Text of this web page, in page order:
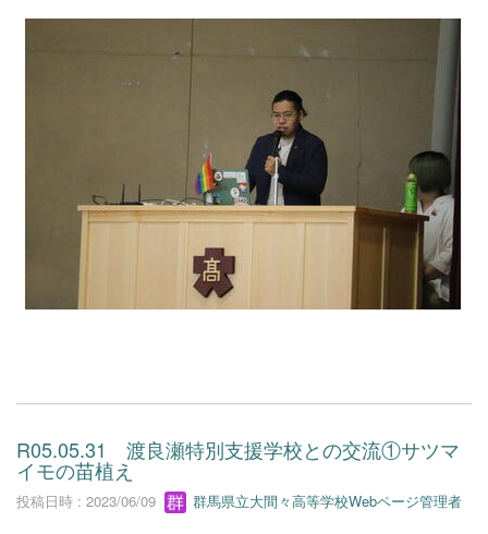
R05.05.31 渡良瀬特別支援学校との交流①サツマ
イモの苗植え
投稿日時 : 2023/06/09 群馬県立大間々高等学校Webページ管理者